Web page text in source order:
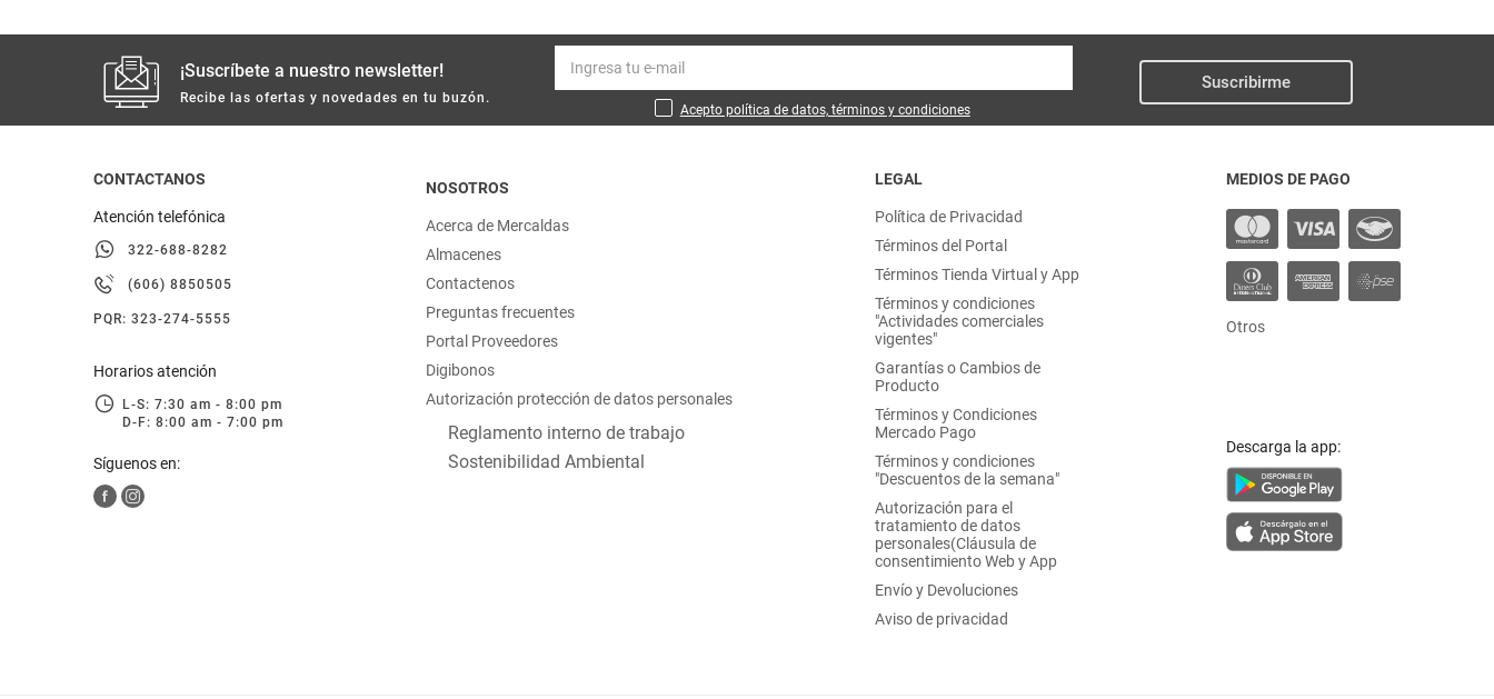
¡Suscríbete a nuestro newsletter!
Recibe las ofertas y novedades en tu buzón.
Acepto política de datos, términos y condiciones
Suscribirme
CONTACTANOS
Atención telefónica
322-688-8282
(606) 8850505
PQR: 323-274-5555
Horarios atención
L-S: 7:30 am - 8:00 pm
D-F: 8:00 am - 7:00 pm
Síguenos en:
NOSOTROS
Acerca de Mercaldas
Almacenes
Contactenos
Preguntas frecuentes
Portal Proveedores
Digibonos
Autorización protección de datos personales
Reglamento interno de trabajo
Sostenibilidad Ambiental
LEGAL
Política de Privacidad
Términos del Portal
Términos Tienda Virtual y App
Términos y condiciones
"Actividades comerciales
vigentes"
Garantías o Cambios de
Producto
Términos y Condiciones
Mercado Pago
Términos y condiciones
"Descuentos de la semana"
Autorización para el
tratamiento de datos
personales(Cláusula de
consentimiento Web y App
Envío y Devoluciones
Aviso de privacidad
MEDIOS DE PAGO
Otros
Descarga la app: